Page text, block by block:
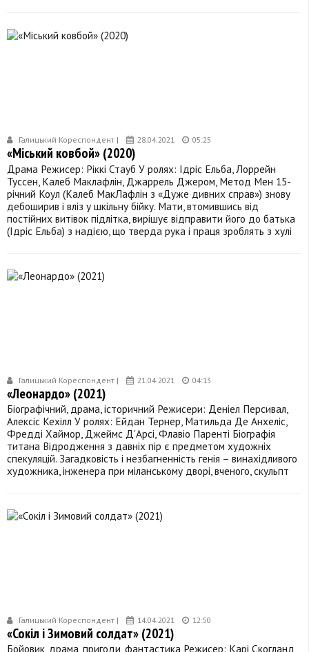
Галицький Кореспондент | 28.04.2021 05:25
«Міський ковбой» (2020)
Драма Режисер: Ріккі Стауб У ролях: Ідріс Ельба, Лоррейн
Туссен, Калеб Маклафлін, Джаррель Джером, Метод Мен 15-
річний Коул (Калеб МакЛафлін з «Дуже дивних справ») знову
дебоширив і вліз у шкільну бійку. Мати, втомившись від
постійних витівок підлітка, вирішує відправити його до батька
(Ідріс Ельба) з надією, що тверда рука і праця зроблять з хулі
Галицький Кореспондент | 21.04.2021 04:13
«Леонардо» (2021)
Біографічний, драма, історичний Режисери: Деніел Персивал,
Алексіс Кехілл У ролях: Ейдан Тернер, Матильда Де Анхеліс,
Фредді Хаймор, Джеймс Д'Арсі, Флавіо Паренті Біографія
титана Відродження з давніх пір є предметом художніх
спекуляцій. Загадковість і незбагненність генія – винахідливого
художника, інженера при міланському дворі, вченого, скульпт
Галицький Кореспондент | 14.04.2021 12:50
«Сокіл і Зимовий солдат» (2021)
Бойовик, драма, пригоди, фантастика Режисер: Карі Скогланд